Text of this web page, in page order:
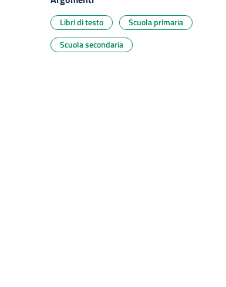
Libri di testo
Scuola primaria
Scuola secondaria